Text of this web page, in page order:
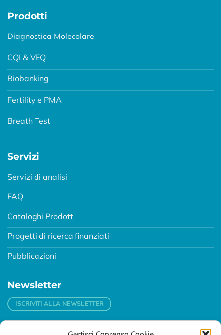
Prodotti
Diagnostica Molecolare
CQI & VEQ
Biobanking
Fertility e PMA
Breath Test
Servizi
Servizi di analisi
FAQ
Cataloghi Prodotti
Progetti di ricerca finanziati
Pubblicazioni
Newsletter
ISCRIVITI ALLA NEWSLETTER